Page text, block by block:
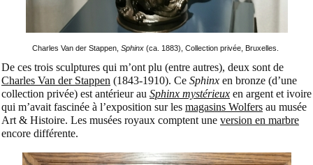
Charles Van der Stappen, Sphinx (ca. 1883), Collection privée, Bruxelles.
De ces trois sculptures qui m’ont plu (entre autres), deux sont de
Charles Van der Stappen (1843-1910). Ce Sphinx en bronze (d’une
collection privée) est antérieur au Sphinx mystérieux en argent et ivoire
qui m’avait fascinée à l’exposition sur les magasins Wolfers au musée
Art & Histoire. Les musées royaux comptent une version en marbre
encore différente.